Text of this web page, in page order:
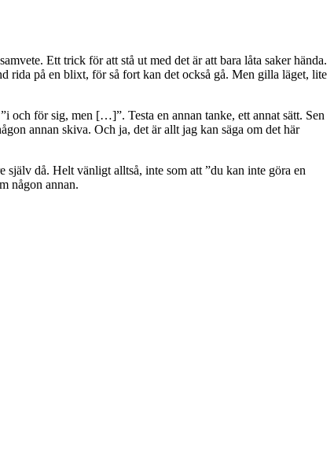
Ett trick för att stå ut med det är att bara låta saker hända.
rida på en blixt, för så fort kan det också gå. Men gilla läget, lite
och för sig, men […]”. Testa en annan tanke, ett annat sätt. Sen
annan skiva. Och ja, det är allt jag kan säga om det här
själv då. Helt vänligt alltså, inte som att ”du kan inte göra en
någon annan.